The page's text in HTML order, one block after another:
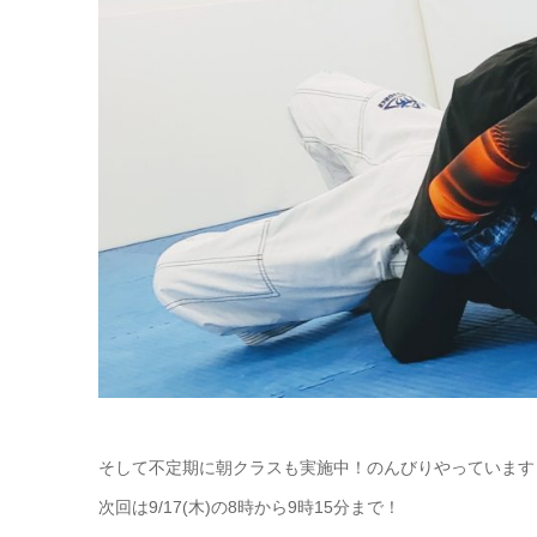
そして不定期に朝クラスも実施中！のんびりやっていま
次回は9/17(木)の8時から9時15分まで！